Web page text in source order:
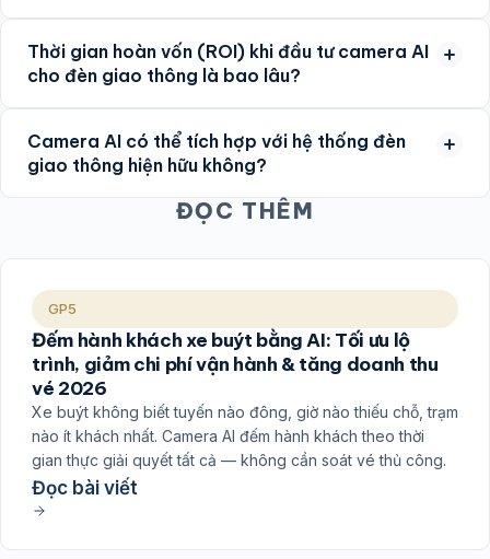
Thời gian hoàn vốn (ROI) khi đầu tư camera AI
cho đèn giao thông là bao lâu?
Camera AI có thể tích hợp với hệ thống đèn
giao thông hiện hữu không?
ĐỌC THÊM
GP5
Đếm hành khách xe buýt bằng AI: Tối ưu lộ
trình, giảm chi phí vận hành & tăng doanh thu
vé 2026
Xe buýt không biết tuyến nào đông, giờ nào thiếu chỗ, trạm
nào ít khách nhất. Camera AI đếm hành khách theo thời
gian thực giải quyết tất cả — không cần soát vé thủ công.
Đọc bài viết